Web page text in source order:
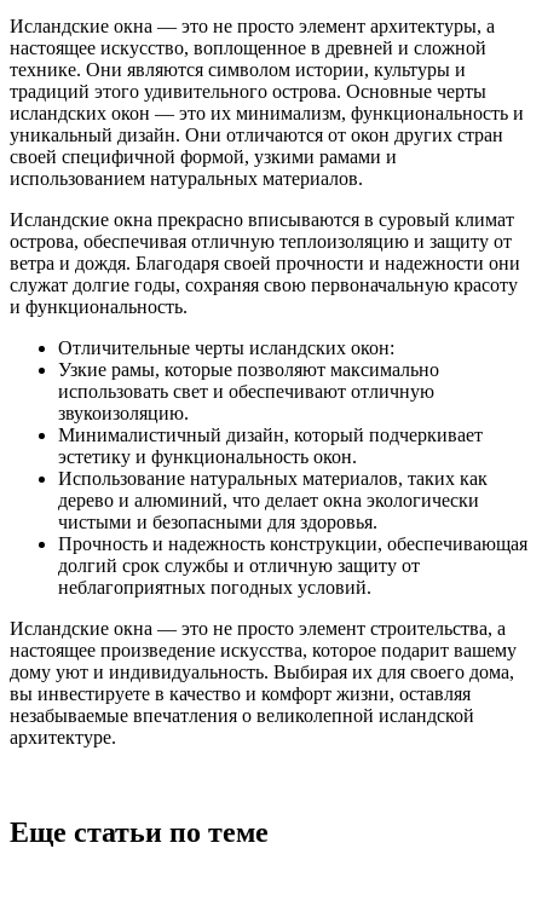
Исландские окна — это не просто элемент архитектуры, а
настоящее искусство, воплощенное в древней и сложной
технике. Они являются символом истории, культуры и
традиций этого удивительного острова. Основные черты
исландских окон — это их минимализм, функциональность и
уникальный дизайн. Они отличаются от окон других стран
своей специфичной формой, узкими рамами и
использованием натуральных материалов.
Исландские окна прекрасно вписываются в суровый климат
острова, обеспечивая отличную теплоизоляцию и защиту от
ветра и дождя. Благодаря своей прочности и надежности они
служат долгие годы, сохраняя свою первоначальную красоту
и функциональность.
Отличительные черты исландских окон:
Узкие рамы, которые позволяют максимально
использовать свет и обеспечивают отличную
звукоизоляцию.
Минималистичный дизайн, который подчеркивает
эстетику и функциональность окон.
Использование натуральных материалов, таких как
дерево и алюминий, что делает окна экологически
чистыми и безопасными для здоровья.
Прочность и надежность конструкции, обеспечивающая
долгий срок службы и отличную защиту от
неблагоприятных погодных условий.
Исландские окна — это не просто элемент строительства, а
настоящее произведение искусства, которое подарит вашему
дому уют и индивидуальность. Выбирая их для своего дома,
вы инвестируете в качество и комфорт жизни, оставляя
незабываемые впечатления о великолепной исландской
архитектуре.
Еще статьи по теме